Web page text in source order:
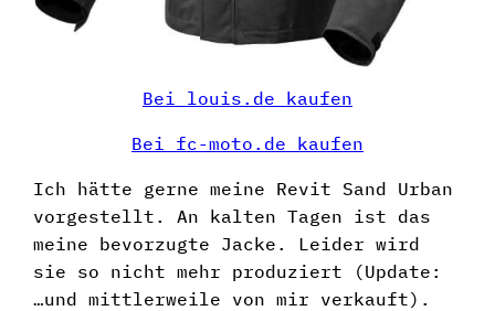
Bei louis.de kaufen
Bei fc-moto.de kaufen
Ich hätte gerne meine Revit Sand Urban
vorgestellt. An kalten Tagen ist das
meine bevorzugte Jacke. Leider wird
sie so nicht mehr produziert (Update:
…und mittlerweile von mir verkauft).